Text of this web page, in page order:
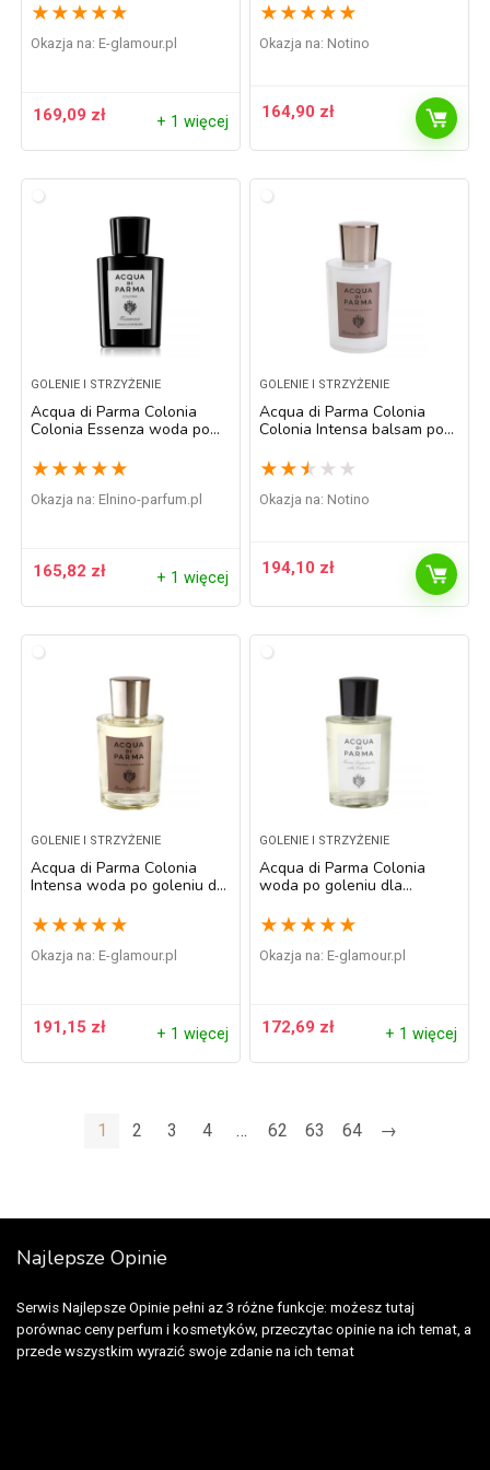
★ ★ ★ ★ ★
Okazja na: e-glamour.pl
169,09 zł + 1 więcej
★ ★ ★ ★ ★
Okazja na: Notino
164,90 zł
GOLENIE I STRZYŻENIE
Acqua di Parma Colonia
Colonia Essenza woda po
★ ★ ★ ★ ★
Okazja na: elnino-parfum.pl
165,82 zł + 1 więcej
GOLENIE I STRZYŻENIE
Acqua di Parma Colonia
Colonia Intensa balsam po
★ ★ ★ ★ ★
Okazja na: Notino
194,10 zł
GOLENIE I STRZYŻENIE
Acqua di Parma Colonia
Intensa woda po goleniu dla
★ ★ ★ ★ ★
Okazja na: e-glamour.pl
191,15 zł + 1 więcej
GOLENIE I STRZYŻENIE
Acqua di Parma Colonia
woda po goleniu dla
★ ★ ★ ★ ★
Okazja na: e-glamour.pl
172,69 zł + 1 więcej
1 2 3 4 … 62 63 64 →
Najlepsze Opinie
Serwis Najlepsze Opinie pełni az 3 różne funkcje: możesz tutaj
porównac ceny perfum i kosmetyków, przeczytac opinie na ich temat, a
przede wszystkim wyrazić swoje zdanie na ich temat